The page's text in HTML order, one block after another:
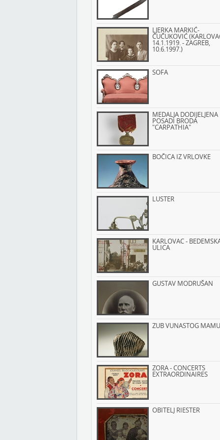
LJERKA MARKIĆ-
ČUČUKOVIĆ
14.1.1919. - ZAGREB,
10.6.1997.)
SOFA
MEDALJA DODIJELJENA
POSADI BRODA
"CARPATHIA"
BOČICA IZ VRLOVKE
LUSTER
KARLOVAC -
ULICA
GUSTAV MODRUŠAN
ZUB VUNASTOG
ZORA - CONCERTS
EXTRAORDINAIRES
OBITELJ RIESTER